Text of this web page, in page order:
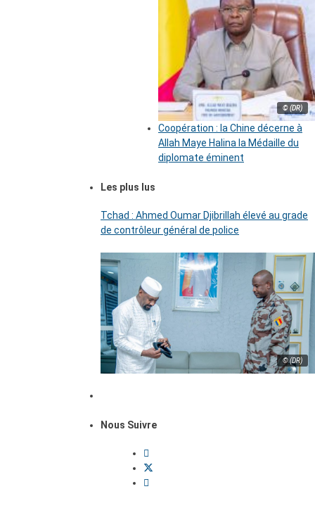
© (DR)
Coopération : la Chine décerne à
Allah Maye Halina la Médaille du
diplomate éminent
Les plus lus
Tchad : Ahmed Oumar Djibrillah élevé au grade
de contrôleur général de police
© (DR)
Nous Suivre